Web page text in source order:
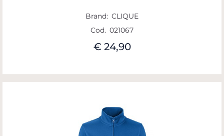
Brand: CLIQUE
Cod. 021067
€ 24,90